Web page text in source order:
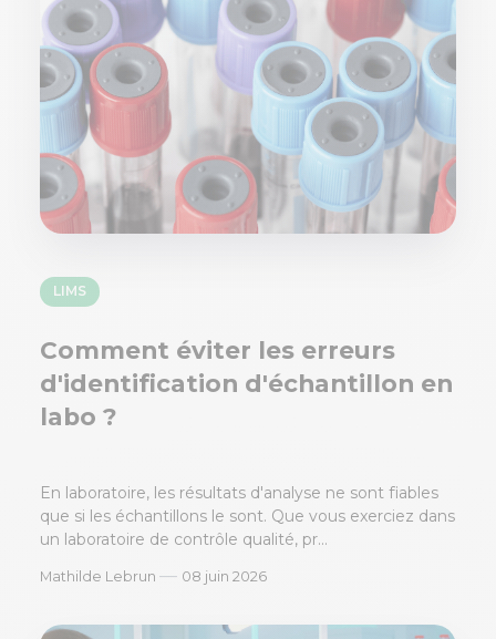
LIMS
Comment éviter les erreurs
d'identification d'échantillon en
labo ?
En laboratoire, les résultats d'analyse ne sont fiables
que si les échantillons le sont. Que vous exerciez dans
un laboratoire de contrôle qualité, pr...
Mathilde Lebrun — 08 juin 2026